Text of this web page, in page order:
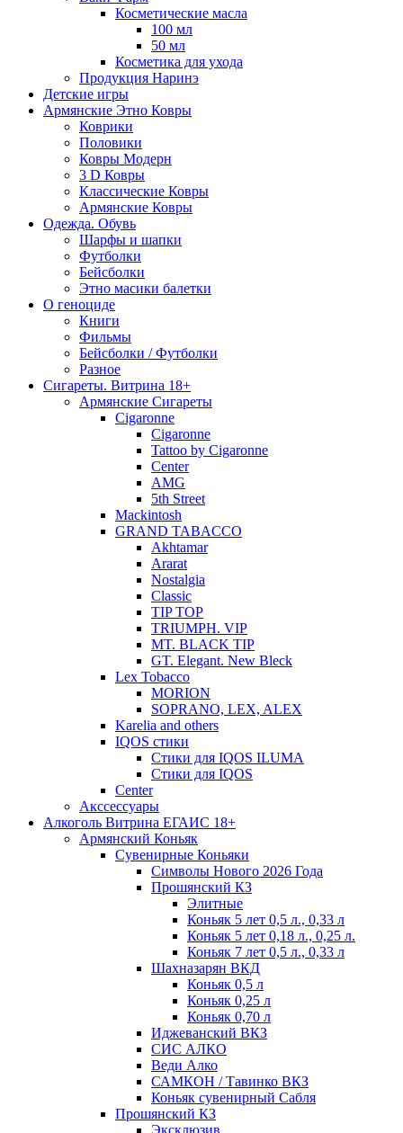
Косметические масла
100 мл
50 мл
Косметика для ухода
Продукция Наринэ
Детские игры
Армянские Этно Ковры
Коврики
Половики
Ковры Модерн
3 D Ковры
Классические Ковры
Армянские Ковры
Одежда. Обувь
Шарфы и шапки
Футболки
Бейсболки
Этно масики балетки
О геноциде
Книги
Фильмы
Бейсболки / Футболки
Разное
Сигареты. Витрина 18+
Армянские Сигареты
Cigaronne
Cigaronne
Tattoo by Cigaronne
Center
AMG
5th Street
Mackintosh
GRAND TABACCO
Akhtamar
Ararat
Nostalgia
Classic
TIP TOP
TRIUMPH. VIP
MT. BLACK TIP
GT. Elegant. New Bleck
Lex Tobacco
MORION
SOPRANO, LEX, ALEX
Karelia and others
IQOS стики
Стики для IQOS ILUMA
Стики для IQOS
Сenter
Акссессуары
Алкоголь Витрина ЕГАИС 18+
Армянский Коньяк
Сувенирные Коньяки
Символы Нового 2026 Года
Прошянский КЗ
Элитные
Коньяк 5 лет 0,5 л., 0,33 л
Коньяк 5 лет 0,18 л., 0,25 л.
Коньяк 7 лет 0,5 л., 0,33 л
Шахназарян ВКД
Коньяк 0,5 л
Коньяк 0,25 л
Коньяк 0,70 л
Иджеванский ВКЗ
СИС АЛКО
Веди Алко
САМКОН / Тавинко ВКЗ
Коньяк сувенирный Сабля
Прошянский КЗ
Эксклюзив